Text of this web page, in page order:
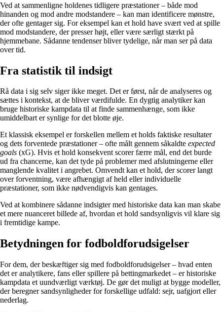
Ved at sammenligne holdenes tidligere præstationer – både mod
hinanden og mod andre modstandere – kan man identificere mønstre,
der ofte gentager sig. For eksempel kan et hold have svært ved at spille
mod modstandere, der presser højt, eller være særligt stærkt på
hjemmebane. Sådanne tendenser bliver tydelige, når man ser på data
over tid.
Fra statistik til indsigt
Rå data i sig selv siger ikke meget. Det er først, når de analyseres og
sættes i kontekst, at de bliver værdifulde. En dygtig analytiker kan
bruge historiske kampdata til at finde sammenhænge, som ikke
umiddelbart er synlige for det blotte øje.
Et klassisk eksempel er forskellen mellem et holds faktiske resultater
og dets forventede præstationer – ofte målt gennem såkaldte expected
goals (xG). Hvis et hold konsekvent scorer færre mål, end det burde
ud fra chancerne, kan det tyde på problemer med afslutningerne eller
manglende kvalitet i angrebet. Omvendt kan et hold, der scorer langt
over forventning, være afhængigt af held eller individuelle
præstationer, som ikke nødvendigvis kan gentages.
Ved at kombinere sådanne indsigter med historiske data kan man skabe
et mere nuanceret billede af, hvordan et hold sandsynligvis vil klare sig
i fremtidige kampe.
Betydningen for fodboldforudsigelser
For dem, der beskæftiger sig med fodboldforudsigelser – hvad enten
det er analytikere, fans eller spillere på bettingmarkedet – er historiske
kampdata et uundværligt værktøj. De gør det muligt at bygge modeller,
der beregner sandsynligheder for forskellige udfald: sejr, uafgjort eller
nederlag.